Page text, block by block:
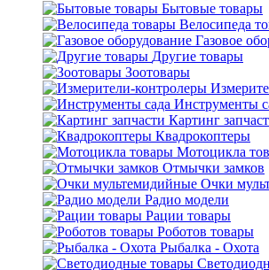
Бытовые товары
Велосипеда
Газовое
Другие товары
Зоотовары
Инструменты
Картинг
Квадрокоптеры
Мотоцикла
Отмычки замков
Очки
Радио модели
Рации товары
Роботов товары
Рыбалка - Охота